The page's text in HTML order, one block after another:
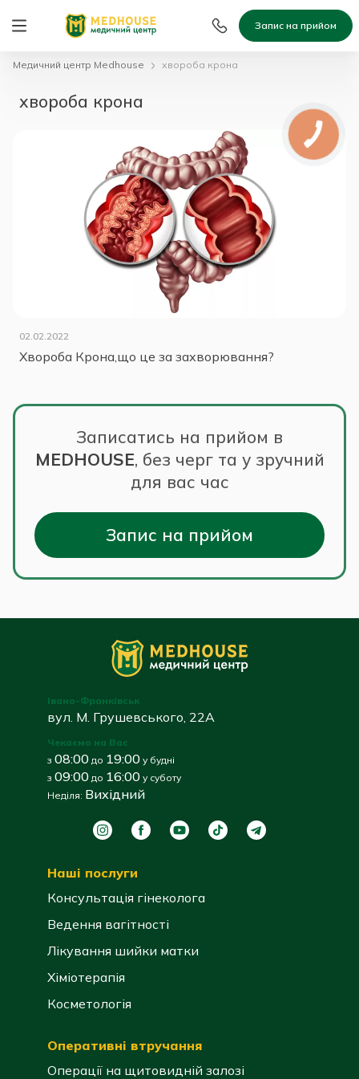
Запис на прийом
Медичний центр Medhouse хвороба крона
хвороба крона
02.02.2022
Хвороба Крона,що це за захворювання?
Записатись на прийом в
MEDHOUSE, без черг та у зручний
для вас час
Запис на прийом
Івано-Франківськ
вул. М. Грушевського, 22А
Чекаємо на Вас
з 08:00 до 19:00 у будні
з 09:00 до 16:00 у суботу
Неділя: Вихідний
Наші послуги
Консультація гінеколога
Ведення вагітності
Лікування шийки матки
Хіміотерапія
Косметологія
Оперативні втручання
Операції на щитовидній залозі